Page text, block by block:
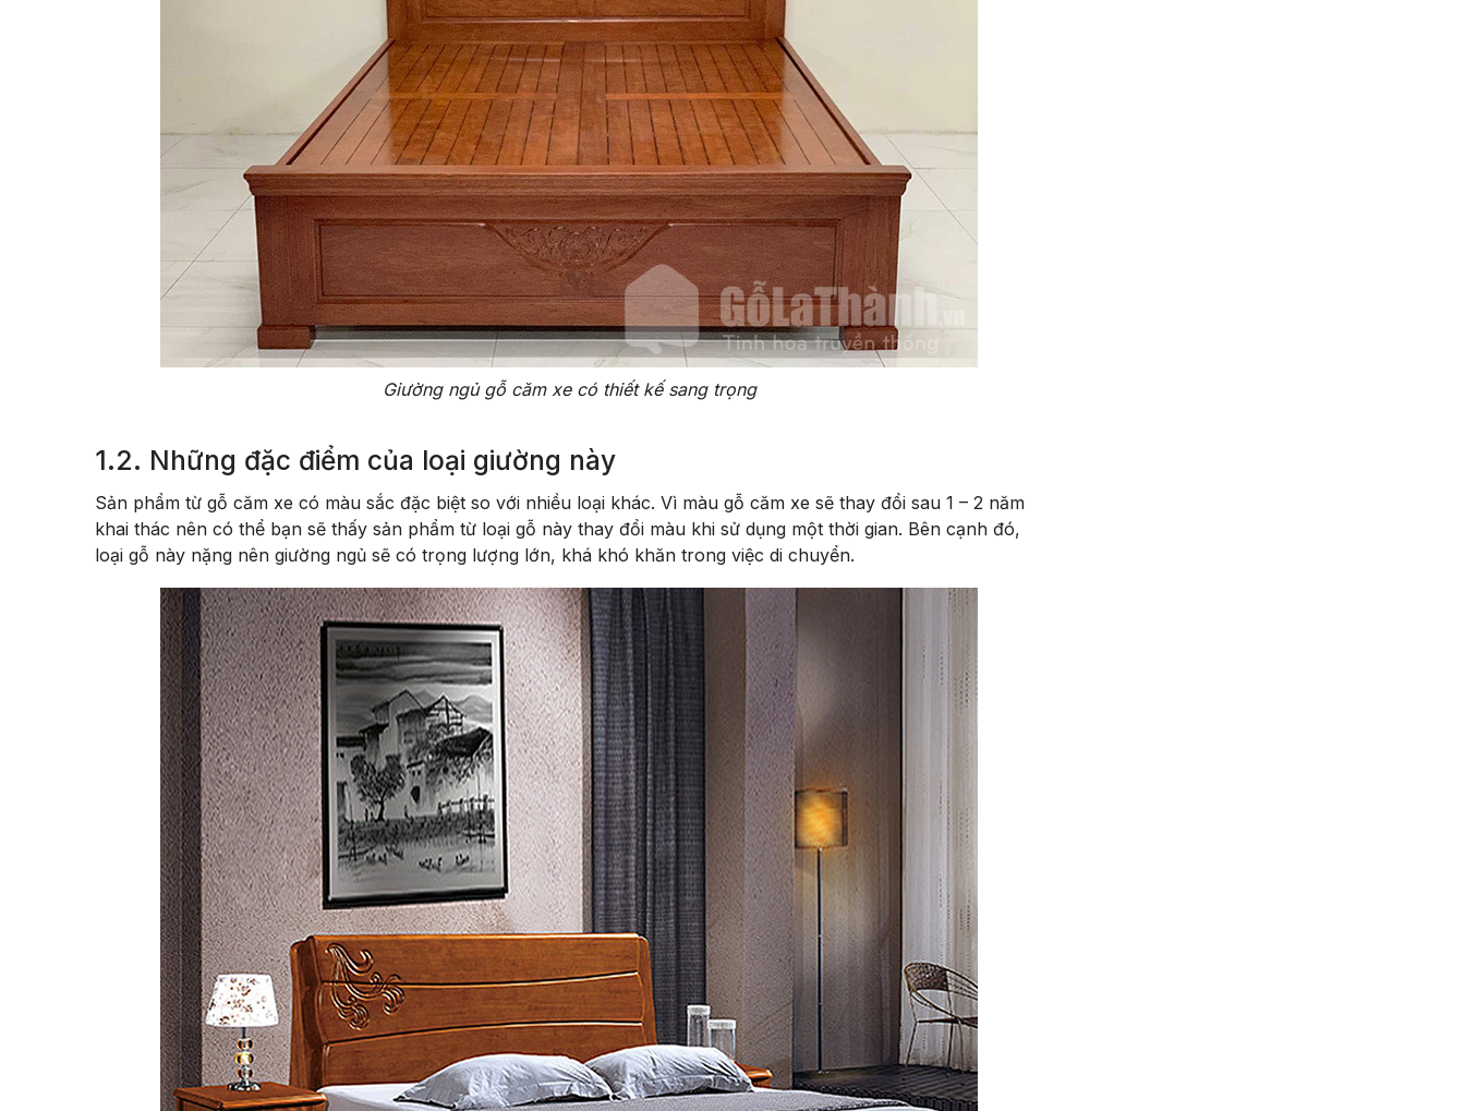
Giường ngủ gỗ căm xe có thiết kế sang trọng
1.2. Những đặc điểm của loại giường này
Sản phẩm từ gỗ căm xe có màu sắc đặc biệt so với nhiều loại khác. Vì màu gỗ căm xe sẽ thay đổi sau 1 – 2 năm
khai thác nên có thể bạn sẽ thấy sản phẩm từ loại gỗ này thay đổi màu khi sử dụng một thời gian. Bên cạnh đó,
loại gỗ này nặng nên giường ngủ sẽ có trọng lượng lớn, khá khó khăn trong việc di chuyển.